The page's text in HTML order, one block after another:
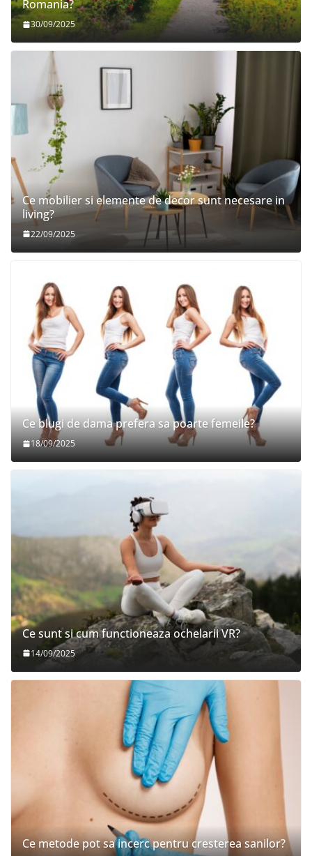
Romania?
30/09/2025
Ce mobilier si elemente de decor sunt necesare in
living?
22/09/2025
Ce blugi de dama prefera sa poarte femeile?
18/09/2025
Ce sunt si cum functioneaza ochelarii VR?
14/09/2025
Ce metode pot sa incerc pentru cresterea sanilor?